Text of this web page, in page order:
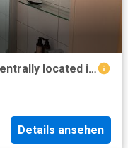
Stylish studio right by the park centrally located in Aachen Burtscheid, Aachen Amsterdam Apartments for Rent
Details ansehen